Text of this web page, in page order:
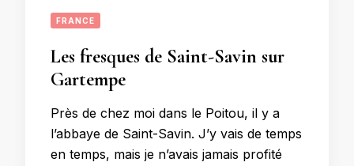
FRANCE
Les fresques de Saint-Savin sur
Gartempe
Près de chez moi dans le Poitou, il y a
l’abbaye de Saint-Savin. J’y vais de temps
en temps, mais je n’avais jamais profité